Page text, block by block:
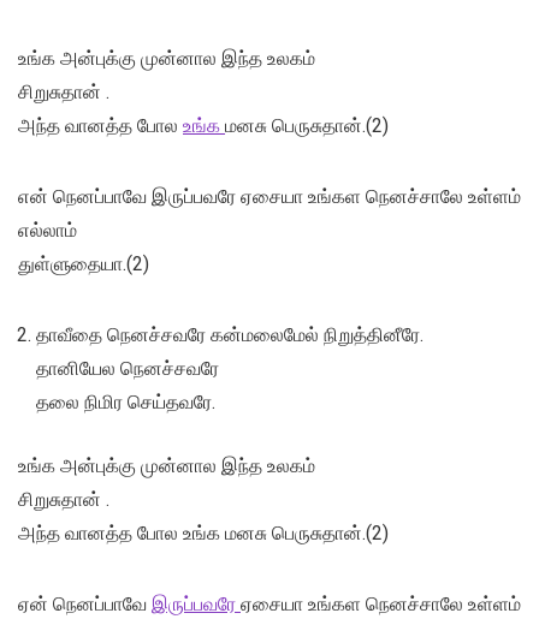
உங்க அன்புக்கு முன்னால இந்த உலகம்
சிறுசுதான் .
அந்த வானத்த போல உங்க மனசு பெருசுதான்.(2)
என் நெனப்பாவே இருப்பவரே ஏசையா உங்கள நெனச்சாலே உள்ளம்
எல்லாம்
துள்ளுதையா.(2)
தாவீதை நெனச்சவரே கன்மலைமேல் நிறுத்தினீரே.
தானியேல நெனச்சவரே
தலை நிமிர செய்தவரே.
உங்க அன்புக்கு முன்னால இந்த உலகம்
சிறுசுதான் .
அந்த வானத்த போல உங்க மனசு பெருசுதான்.(2)
ஏன் நெனப்பாவே இருப்பவரே ஏசையா உங்கள நெனச்சாலே உள்ளம்